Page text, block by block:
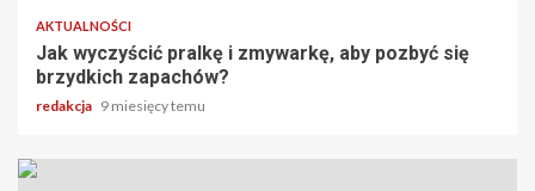
AKTUALNOŚCI
Jak wyczyścić pralkę i zmywarkę, aby pozbyć się
brzydkich zapachów?
redakcja 9 miesięcy temu